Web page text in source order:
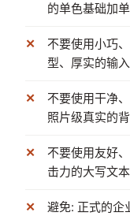
的单色基础加
不要使用小巧
型、厚实的输
不要使用干净
照片级真实的
不要使用友好
击力的大写文本
避免: 正式的企